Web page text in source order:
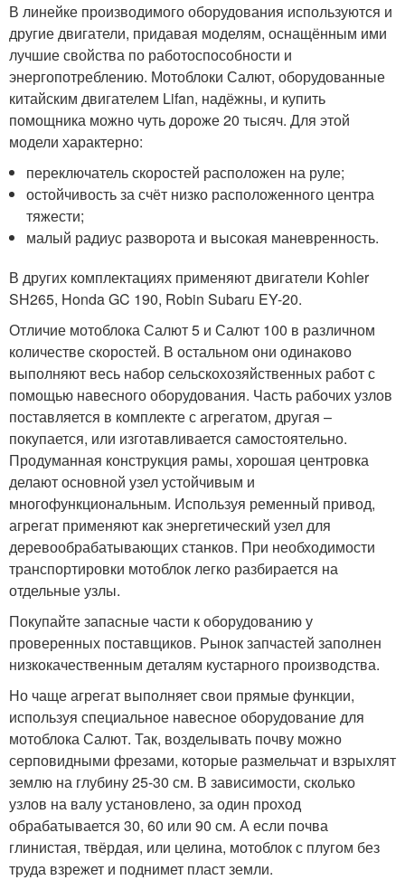
В линейке производимого оборудования используются и
другие двигатели, придавая моделям, оснащённым ими
лучшие свойства по работоспособности и
энергопотреблению. Мотоблоки Салют, оборудованные
китайским двигателем Lifan, надёжны, и купить
помощника можно чуть дороже 20 тысяч. Для этой
модели характерно:
переключатель скоростей расположен на руле;
остойчивость за счёт низко расположенного центра
тяжести;
малый радиус разворота и высокая маневренность.
В других комплектациях применяют двигатели Kohler
SH265, Honda GC 190, Robin Subaru EY-20.
Отличие мотоблока Салют 5 и Салют 100 в различном
количестве скоростей. В остальном они одинаково
выполняют весь набор сельскохозяйственных работ с
помощью навесного оборудования. Часть рабочих узлов
поставляется в комплекте с агрегатом, другая –
покупается, или изготавливается самостоятельно.
Продуманная конструкция рамы, хорошая центровка
делают основной узел устойчивым и
многофункциональным. Используя ременный привод,
агрегат применяют как энергетический узел для
деревообрабатывающих станков. При необходимости
транспортировки мотоблок легко разбирается на
отдельные узлы.
Покупайте запасные части к оборудованию у
проверенных поставщиков. Рынок запчастей заполнен
низкокачественным деталям кустарного производства.
Но чаще агрегат выполняет свои прямые функции,
используя специальное навесное оборудование для
мотоблока Салют. Так, возделывать почву можно
серповидными фрезами, которые размельчат и взрыхлят
землю на глубину 25-30 см. В зависимости, сколько
узлов на валу установлено, за один проход
обрабатывается 30, 60 или 90 см. А если почва
глинистая, твёрдая, или целина, мотоблок с плугом без
труда взрежет и поднимет пласт земли.